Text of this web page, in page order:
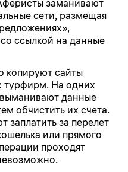
заманивают
сети, размещая
ссылкой на данные
копируют сайты
турфирм. На одних
выманивают данные
обчистить их счета.
заплатить за перелет
или прямого
проходят